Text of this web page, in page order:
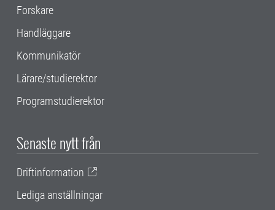
Forskare
Handläggare
Kommunikatör
Lärare/studierektor
Programstudierektor
Senaste nytt från
Driftinformation
Lediga anställningar